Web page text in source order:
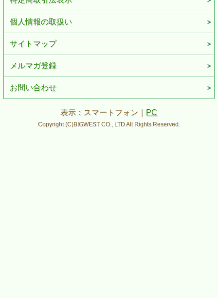
個人情報の取扱い
サイトマップ
メルマガ登録
お問い合わせ
表示：スマートフォン｜ PC
Copyright (C)BIGWEST CO., LTD All Rights Reserved.